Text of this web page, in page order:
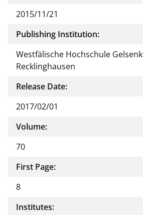
2015/11/21
Publishing Institution:
Westfälische Hochschule
Recklinghausen
Release Date:
2017/02/01
Volume:
70
First Page:
8
Institutes: